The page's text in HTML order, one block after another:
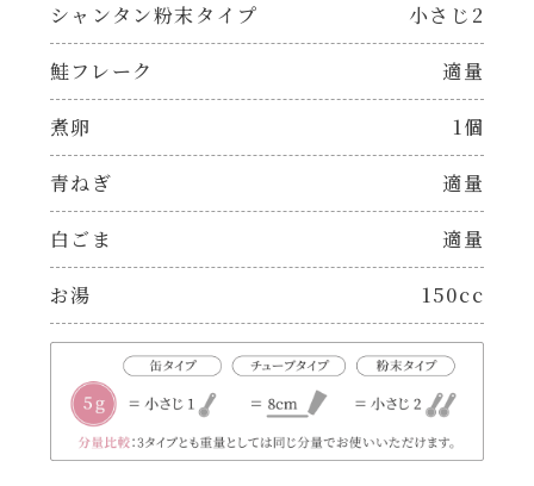
だしまろ麺
シャンタン鍋
おもてなし
炊飯器
焼肉のたれ 二代目
やみつききゃべつの塩たれ
聖護院かぶらのもみじおろしぽん酢
ハコネーゼ 完熟トマト
ハコネーゼ 海老クリーム
ハコネーゼ ボロネーゼ
シャンタン粉末タイプ 小さじ2
鮭フレーク 適量
煮卵 1個
青ねぎ 適量
白ごま 適量
お湯 150cc